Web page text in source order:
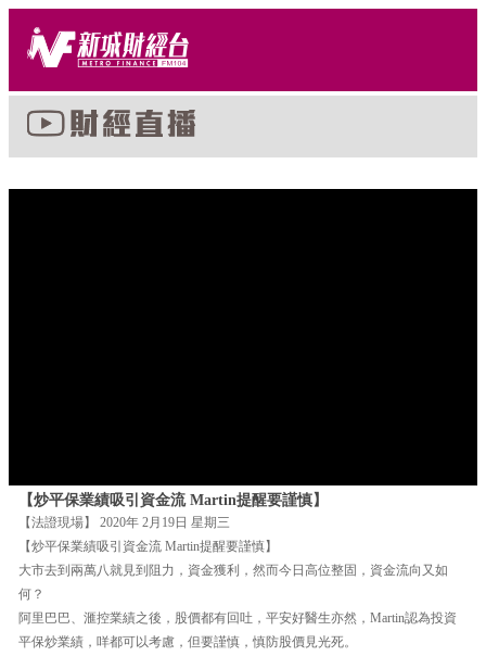
【炒平保業績吸引資金流 Martin提醒要謹慎】
【法證現場】 2020年 2月19日 星期三
【炒平保業績吸引資金流 Martin提醒要謹慎】
大市去到兩萬八就見到阻力，資金獲利，然而今日高位整固，資金流向又如
何？
阿里巴巴、滙控業績之後，股價都有回吐，平安好醫生亦然，Martin認為投資
平保炒業績，咩都可以考慮，但要謹慎，慎防股價見光死。